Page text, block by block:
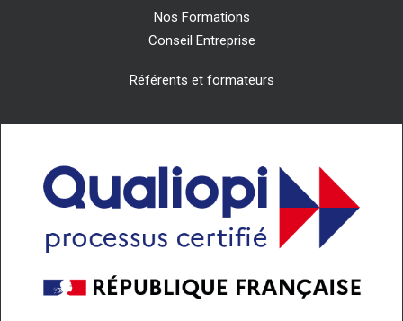
Nos Formations
Conseil Entreprise
Référents et formateurs